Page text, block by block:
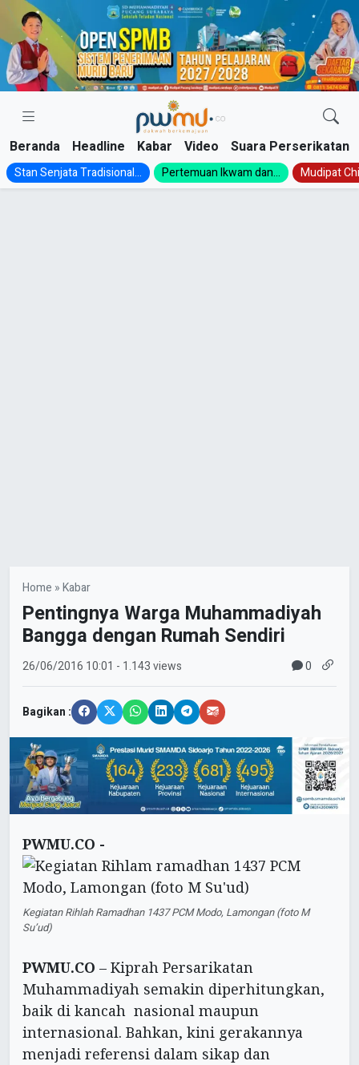
Skip
content
Beranda Headline Kabar Video Suara Perserikatan
Stan Senjata Tradisional... Pertemuan Ikwam dan... Mudipat
Home »Kabar
Pentingnya Warga Muhammadiyah
Bangga dengan Rumah Sendiri
26/06/2016 10:01 - 1.143 views 0
Bagikan :
PWMU.CO -
Kegiatan Rihlah Ramadhan 1437 PCM Modo, Lamongan (foto M
Su’ud)
PWMU.CO – Kiprah Persarikatan
Muhammadiyah semakin diperhitungkan,
baik di kancah nasional maupun
internasional. Bahkan, kini gerakannya
menjadi referensi dalam sikap dan